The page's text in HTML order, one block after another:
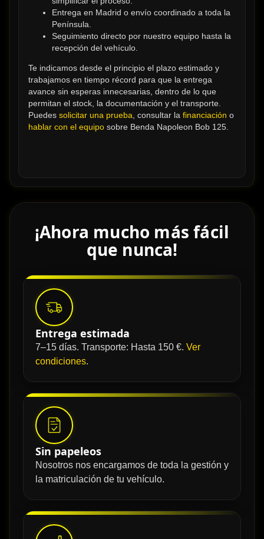
Entrega en Madrid o envío coordinado a toda la
Península.
Seguimiento directo por nuestro equipo hasta la
recepción del vehículo.
Te indicamos desde el principio el plazo estimado y
trabajamos en tiempo récord para que la entrega
avance sin esperas innecesarias, dentro de lo que
permitan el stock, la documentación y el transporte.
Puedes solicitar una prueba, consultar la financiación
hablar con el equipo sobre Benda Napoleon Bob 125.
¡Ahora mucho más fácil
que nunca!
Entrega estimada
7–15 días. Transporte: Hasta 150 €. Ver
condiciones.
Sin papeleos
Nosotros nos encargamos de toda la gestión y
la matriculación de tu vehículo.